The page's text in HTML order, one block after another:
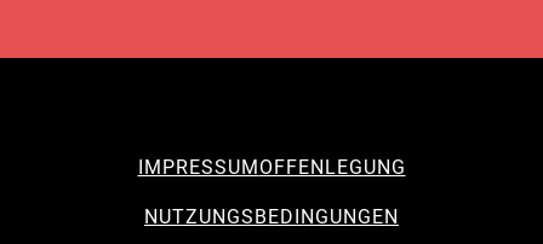
IMPRESSUM OFFENLEGUNG
NUTZUNGSBEDINGUNGEN